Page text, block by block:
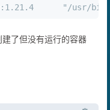
"/usr/
了但没有运行的容器